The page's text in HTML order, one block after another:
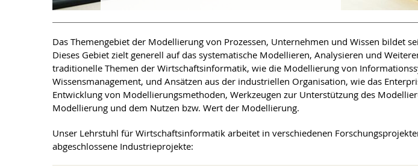
Das Themengebiet der Modellierung von Prozessen, Unternehmen und Wissen bildet
Dieses Gebiet zielt generell auf das systematische Modellieren, Analysieren und
traditionelle Themen der Wirtschaftsinformatik, wie die Modellierung von
Wissensmanagement, und Ansätzen aus der industriellen Organisation, wie das
Entwicklung von Modellierungsmethoden, Werkzeugen zur Unterstützung des
Modellierung und dem Nutzen bzw. Wert der Modellierung.
Unser Lehrstuhl für Wirtschaftsinformatik arbeitet in verschiedenen
abgeschlossene Industrieprojekte: